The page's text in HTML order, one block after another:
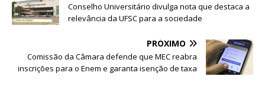
Conselho Universitário divulga nota que destaca a
relevância da UFSC para a sociedade
PRÓXIMO
Comissão da Câmara defende que MEC reabra
inscrições para o Enem e garanta isenção de taxa